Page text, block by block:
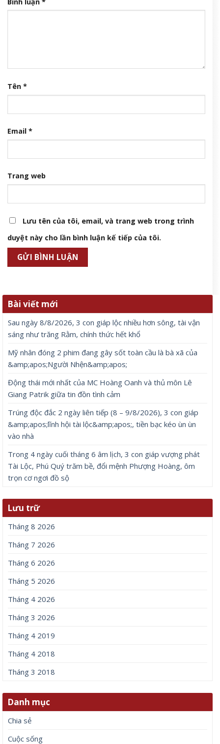
Tên *
Email *
Trang web
Lưu tên của tôi, email, và trang web trong trình
duyệt này cho lần bình luận kế tiếp của tôi.
Bài viết mới
Sau ngày 8/8/2026, 3 con giáp lộc nhiều hơn sông, tài vận
sáng như trăng Rằm, chính thức hết khổ
Mỹ nhân đóng 2 phim đang gây sốt toàn cầu là bà xã của
&amp;apos;Người Nhện&amp;apos;
Động thái mới nhất của MC Hoàng Oanh và thủ môn Lê
Giang Patrik giữa tin đồn tình cảm
Trúng độc đắc 2 ngày liên tiếp (8 – 9/8/2026), 3 con giáp
&amp;apos;lĩnh hội tài lộc&amp;apos;, tiền bạc kéo ùn ùn
vào nhà
Trong 4 ngày cuối tháng 6 âm lịch, 3 con giáp vượng phát
Tài Lộc, Phú Quý trăm bề, đổi mệnh Phượng Hoàng, ôm
trọn cơ ngơi đồ sộ
Lưu trữ
Tháng 8 2026
Tháng 7 2026
Tháng 6 2026
Tháng 5 2026
Tháng 4 2026
Tháng 3 2026
Tháng 4 2019
Tháng 4 2018
Tháng 3 2018
Danh mục
Chia sẻ
Cuộc sống